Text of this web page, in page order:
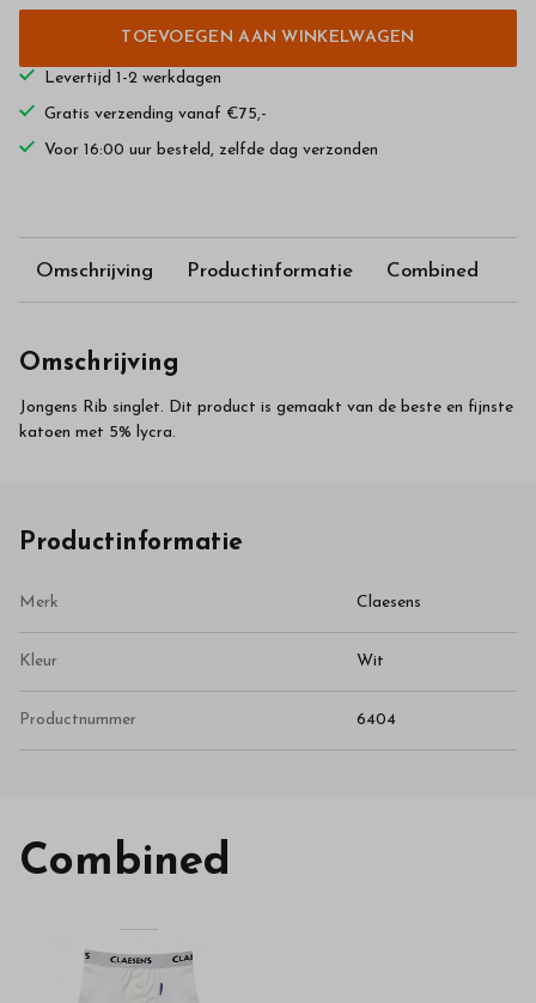
TOEVOEGEN AAN WINKELWAGEN
Levertijd 1-2 werkdagen
Gratis verzending vanaf €75,-
Voor 16:00 uur besteld, zelfde dag verzonden
Omschrijving Productinformatie Combined
Omschrijving
Jongens Rib singlet. Dit product is gemaakt van de beste en fijnste
katoen met 5% lycra.
Productinformatie
Merk Claesens
Kleur Wit
Productnummer 6404
Combined